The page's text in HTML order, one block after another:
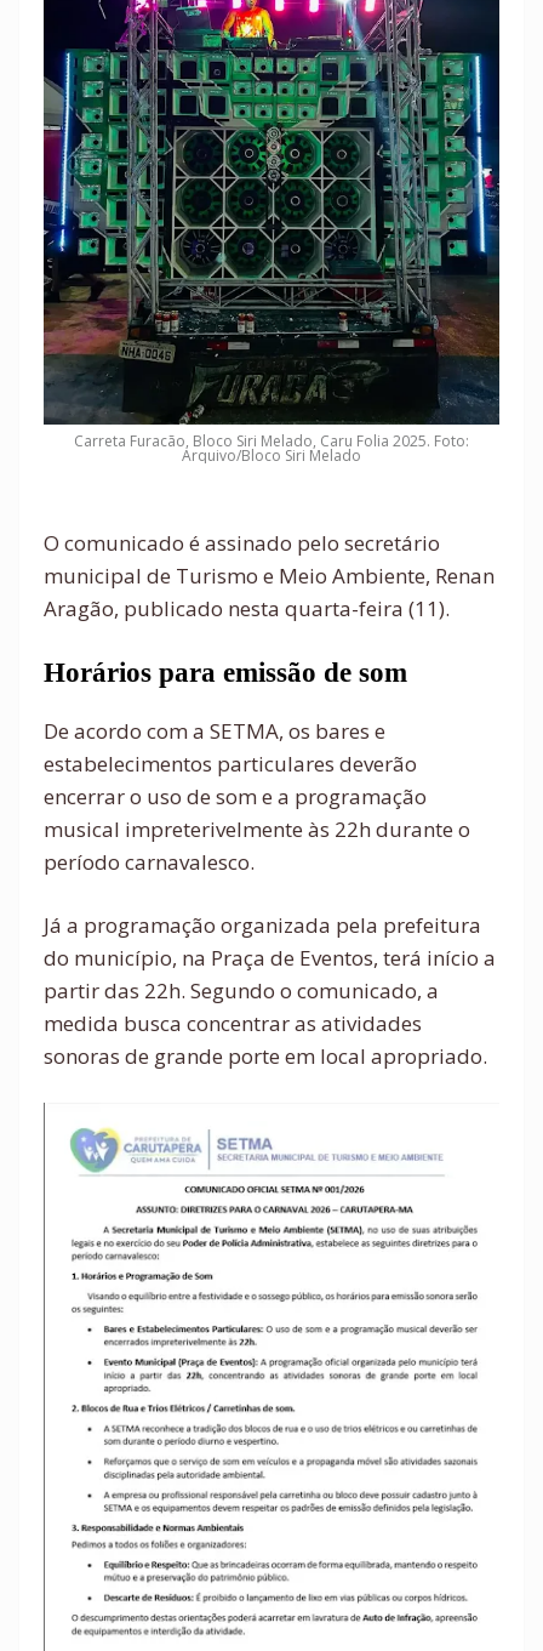
Carreta Furacão, Bloco Siri Melado, Caru Folia 2025. Foto:
Arquivo/Bloco Siri Melado
O comunicado é assinado pelo secretário
municipal de Turismo e Meio Ambiente, Renan
Aragão, publicado nesta quarta-feira (11).
Horários para emissão de som
De acordo com a SETMA, os bares e
estabelecimentos particulares deverão
encerrar o uso de som e a programação
musical impreterivelmente às 22h durante o
período carnavalesco.
Já a programação organizada pela prefeitura
do município, na Praça de Eventos, terá início a
partir das 22h. Segundo o comunicado, a
medida busca concentrar as atividades
sonoras de grande porte em local apropriado.